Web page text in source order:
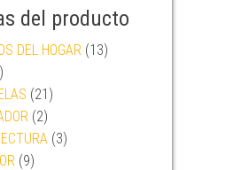
del producto
DEL HOGAR (13)
(21)
(2)
(3)
(9)